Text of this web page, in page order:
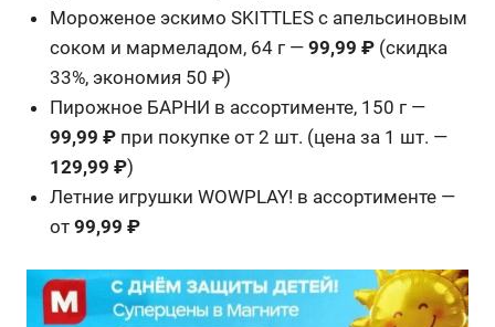
Мороженое эскимо SKITTLES с апельсиновым
соком и мармеладом, 64 г —99,99 ₽ (скидка
33%, экономия 50 ₽)
Пирожное БАРНИ в ассортименте, 150 г —
99,99 ₽ при покупке от 2 шт. (цена за 1 шт. —
129,99 ₽)
Летние игрушки WOWPLAY! в ассортименте —
от99,99 ₽